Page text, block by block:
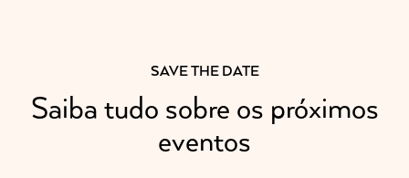
SAVE THE DATE
Saiba tudo sobre os próximos
eventos